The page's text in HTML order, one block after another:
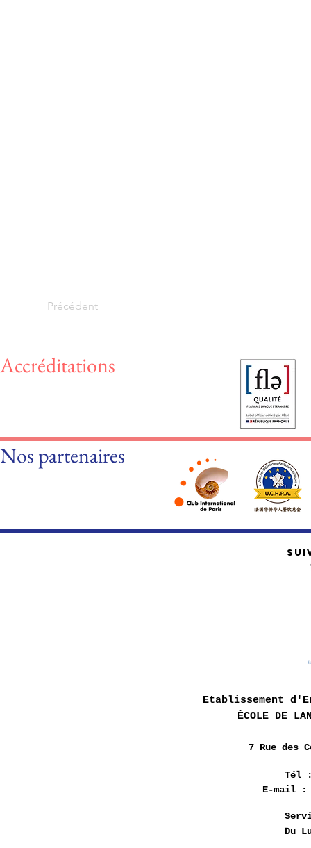
Précédent
Accréditations
Nos partenaires
Etablissement
ÉCOLE DE
7 Rue des
Tél
E-mail
Du